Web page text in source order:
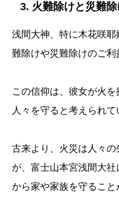
3. 火難除けと災難
浅間大神、特に木花咲
難除けや災難除けのご利
この信仰は、彼女が火
人々を守ると考えられて
古来より、火災は人々
が、富士山本宮浅間大
から家や家族を守ること